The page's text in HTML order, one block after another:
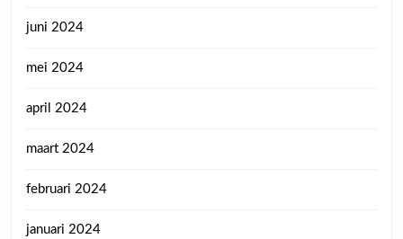
juni 2024
mei 2024
april 2024
maart 2024
februari 2024
januari 2024